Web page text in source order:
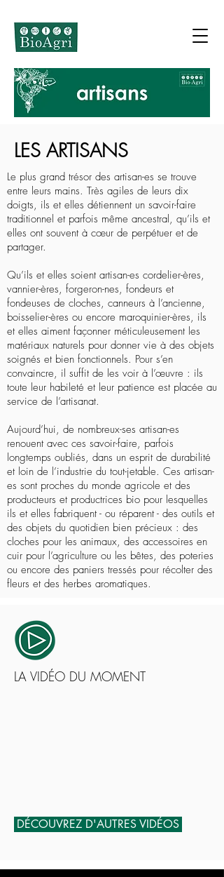
LES ARTISANS
Le plus grand trésor des artisan-es se trouve
entre leurs mains. Très agiles de leurs dix
doigts, ils et elles détiennent un savoir-faire
traditionnel et parfois même ancestral, qu’ils et
elles ont souvent à cœur de perpétuer et de
partager.
Qu’ils et elles soient artisan-es cordelier-ères,
vannier-ères, forgeron-nes, fondeurs et
fondeuses de cloches, canneurs à l’ancienne,
boisselier-ères ou encore maroquinier-ères, ils
et elles aiment façonner méticuleusement les
matériaux naturels pour donner vie à des objets
soignés et bien fonctionnels. Pour s’en
convaincre, il suffit de les voir à l’œuvre : ils
toute leur habileté et leur patience est placée au
service de l’artisanat.
Aujourd’hui, de nombreux-ses artisan-es
renouent avec ces savoir-faire, parfois
longtemps oubliés, dans un esprit de durabilité
et loin de l’industrie du tout-jetable. Ces artisan-
es sont proches du monde agricole et des
producteurs et productrices bio pour lesquelles
ils et elles fabriquent - ou réparent - des outils et
des objets du quotidien bien précieux : des
cloches pour les animaux, des accessoires en
cuir pour l’agriculture ou les bêtes, des poteries
ou encore des paniers tressés pour récolter des
fleurs et des herbes aromatiques.
LA VIDÉO DU MOMENT
DÉCOUVREZ D'AUTRES VIDÉOS